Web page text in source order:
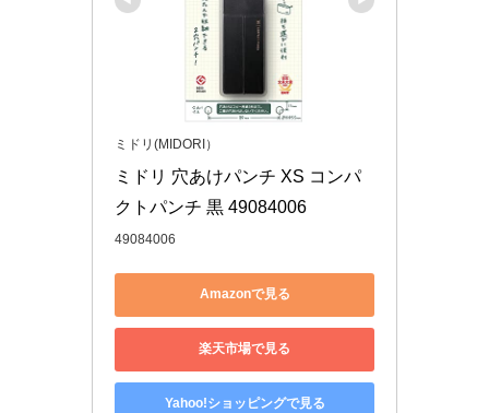
ミドリ(MIDORI）
ミドリ 穴あけパンチ XS コンパ
クトパンチ 黒 49084006
49084006
Amazonで見る
楽天市場で見る
Yahoo!ショッピングで見る